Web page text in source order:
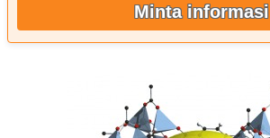
Minta informasi